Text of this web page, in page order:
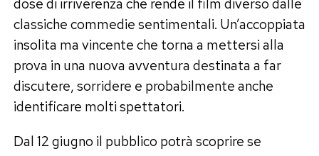
classiche commedie sentimentali. Un’accoppiata
insolita ma vincente che torna a mettersi alla
prova in una nuova avventura destinata a far
discutere, sorridere e probabilmente anche
identificare molti spettatori.
Dal 12 giugno il pubblico potrà scoprire se